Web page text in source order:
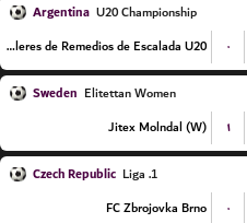
Argentina U20 Championship
Talleres de Remedios de Escalada U20
۰
Sweden Elitettan Women
Jitex Molndal (W)
۱
Czech Republic
1. Liga
FC Zbrojovka Brno
۰